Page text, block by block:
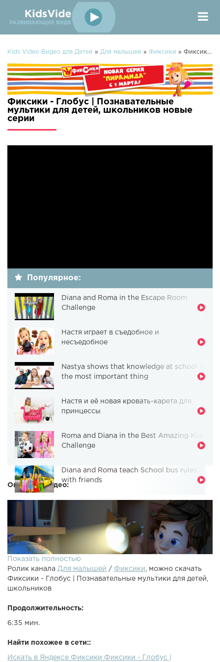
Kids Video Видео для Детей » Для малышей » Фиксики » Фиксики - Глобус | Познавательные мультики для детей, школьников
Фиксики - Глобус | Познавательные
мультики для детей, школьников новые
серии
Популярное:
Diana and Roma in the Escape Room
Challenge
Настя играет в съедобное и
несъедобное
Nastya shows that knowledge at school is
the most important thing
Настя и её новая кровать-карета для
принцессы
Roma and Diana in the Best Amazing Kids
Challenge
Diana and Roma teach School bus rules
with friends
Описание видео:
выясняют, можно ли удержаться на быстро крутящемся
настоящей планеты -- все дело в земном притяжении!
Показать полностью
Ролик канала Для малышей / Фиксики
, можно скачать
Фиксики - Глобус | Познавательные мультики для детей,
школьников
Продолжительность:
6:35 мин.
Найти похожее в сети::
Искать в Яндексе Фиксики Фиксики - Глобус |